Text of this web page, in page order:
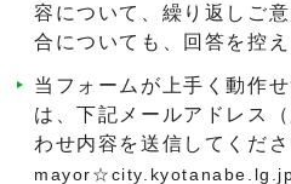
容について、繰り返しご
合についても、回答を控
当フォームが上手く動作
は、下記メールアドレス
わせ内容を送信してくださ